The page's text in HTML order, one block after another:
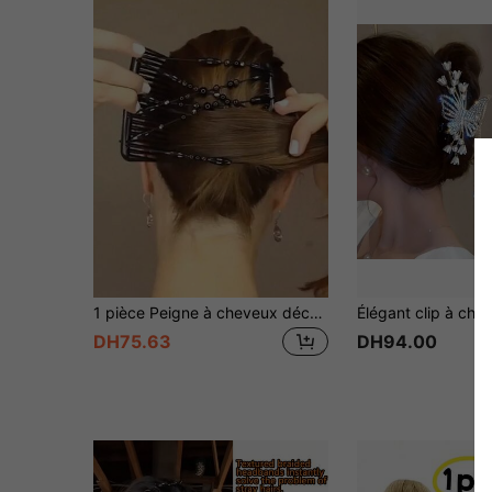
1 pièce Peigne à cheveux décoré de perles noires de haute qualité, élégant, polyvalent, convient pour les trajets quotidiens, les mariages, la rentrée scolaire, les cadeaux de maquillage de Noël et plus encore
DH75.63 DH94.00